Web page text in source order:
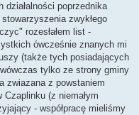
działalności poprzednika
zwykłego
rozesłałem list -
ówcześnie znanych mi
(także tych posiadających
tylko ze strony gminy
zwiazana z powstaniem
(z niemałym
- współpracę mieliśmy